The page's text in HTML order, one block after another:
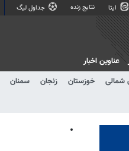
ایتا نتایج زنده جداول لیگ
شمالی خوزستان زنجان سمنان
عناوین اخبار